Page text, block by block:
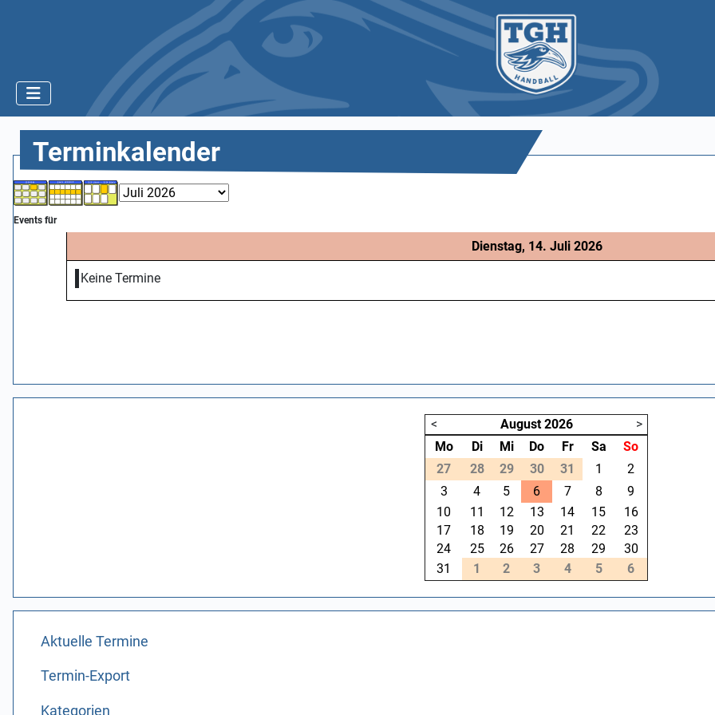
Terminkalender
Events für
Dienstag, 14. Juli 2026
Keine Termine
< August 2026
>
Mo
Di Mi Do Fr Sa
So
27
28 29 30 31 1
2
3
4 5 6 7 8
9
10
11 12 13 14 15
16
17
18 19 20 21 22
23
24
25 26 27 28 29
30
31
1 2 3 4 5 6
Aktuelle Termine
Termin-Export
Kategorien